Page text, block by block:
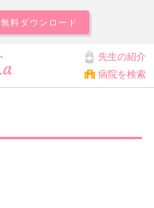
無料ダウンロード
先生の紹介
病院を検索